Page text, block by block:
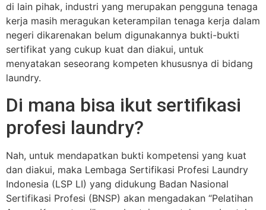
di lain pihak, industri yang merupakan pengguna tenaga
kerja masih meragukan keterampilan tenaga kerja dalam
negeri dikarenakan belum digunakannya bukti-bukti
sertifikat yang cukup kuat dan diakui, untuk
menyatakan seseorang kompeten khususnya di bidang
laundry.
Di mana bisa ikut sertifikasi
profesi laundry?
Nah, untuk mendapatkan bukti kompetensi yang kuat
dan diakui, maka Lembaga Sertifikasi Profesi Laundry
Indonesia (LSP LI) yang didukung Badan Nasional
Sertifikasi Profesi (BNSP) akan mengadakan “Pelatihan